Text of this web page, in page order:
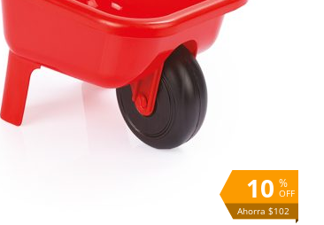
%
OFF
10
Ahorra $102